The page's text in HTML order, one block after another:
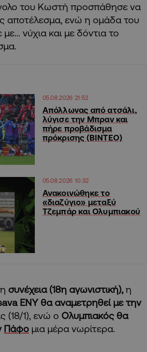
του Κωστή προσπάθησε να
αποτέλεσμα, ενώ η ομάδα του
νύχια και με δόντια το
05.08.2026 21:52
Απόλλωνας από ατσάλι,
λύγισε την Μπραν και
πήρε προβάδισμα
πρόκρισης (ΒΙΝΤΕΟ)
05.08.2026 10:32
Ανακοινώθηκε το
«διαζύγιο» μεταξύ
Τζεμπάρ και Ολυμπιακού
συνέχεια (18η αγωνιστική), η
ENY θα αναμετρηθεί με την
(18/1), ενώ ο Ολυμπιακός θα
Πάφο μια μέρα νωρίτερα.